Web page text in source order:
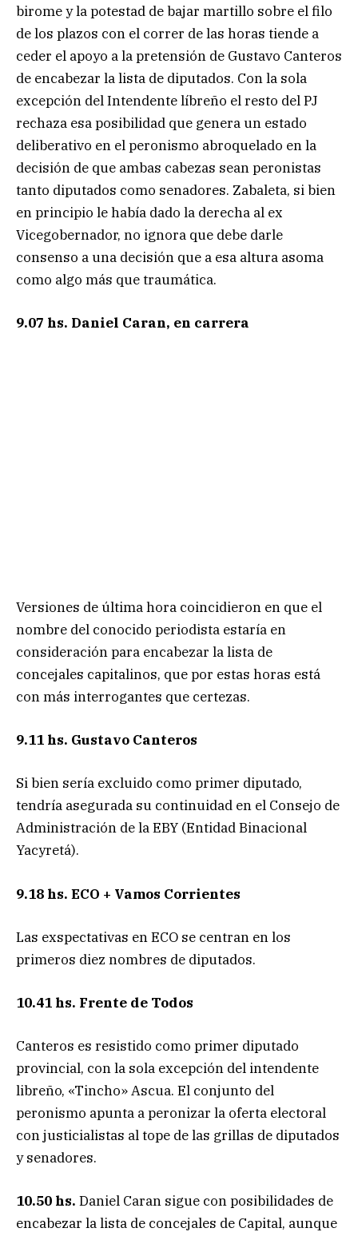
birome y la potestad de bajar martillo sobre el filo
de los plazos con el correr de las horas tiende a
ceder el apoyo a la pretensión de Gustavo Canteros
de encabezar la lista de diputados. Con la sola
excepción del Intendente líbreño el resto del PJ
rechaza esa posibilidad que genera un estado
deliberativo en el peronismo abroquelado en la
decisión de que ambas cabezas sean peronistas
tanto diputados como senadores. Zabaleta, si bien
en principio le había dado la derecha al ex
Vicegobernador, no ignora que debe darle
consenso a una decisión que a esa altura asoma
como algo más que traumática.
9.07 hs. Daniel Caran, en carrera
Versiones de última hora coincidieron en que el
nombre del conocido periodista estaría en
consideración para encabezar la lista de
concejales capitalinos, que por estas horas está
con más interrogantes que certezas.
9.11 hs. Gustavo Canteros
Si bien sería excluido como primer diputado,
tendría asegurada su continuidad en el Consejo de
Administración de la EBY (Entidad Binacional
Yacyretá).
9.18 hs. ECO + Vamos Corrientes
Las exspectativas en ECO se centran en los
primeros diez nombres de diputados.
10.41 hs. Frente de Todos
Canteros es resistido como primer diputado
provincial, con la sola excepción del intendente
libreño, «Tincho» Ascua. El conjunto del
peronismo apunta a peronizar la oferta electoral
con justicialistas al tope de las grillas de diputados
y senadores.
10.50 hs. Daniel Caran sigue con posibilidades de
encabezar la lista de concejales de Capital, aunque